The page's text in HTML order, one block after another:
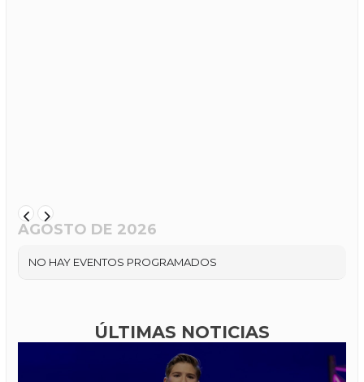
AGOSTO DE 2026
NO HAY EVENTOS PROGRAMADOS
ÚLTIMAS NOTICIAS